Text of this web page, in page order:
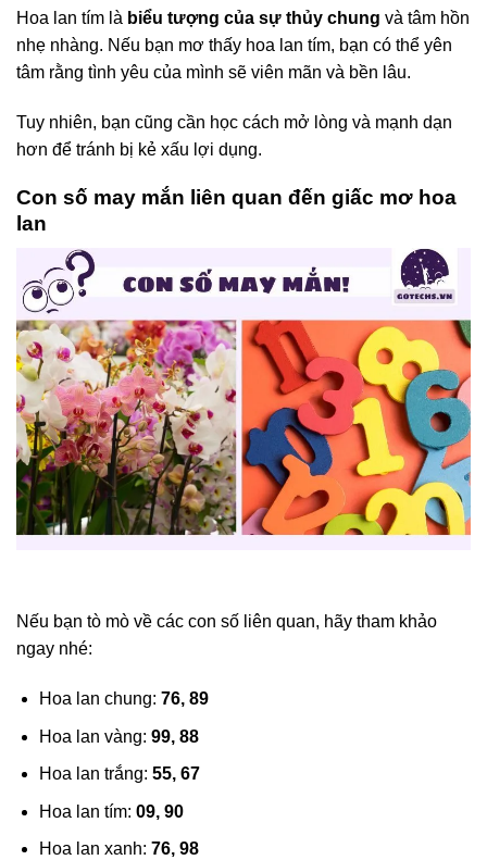
Hoa lan tím là biểu tượng của sự thủy chung và tâm hồn
nhẹ nhàng. Nếu bạn mơ thấy hoa lan tím, bạn có thể yên
tâm rằng tình yêu của mình sẽ viên mãn và bền lâu.
Tuy nhiên, bạn cũng cần học cách mở lòng và mạnh dạn
hơn để tránh bị kẻ xấu lợi dụng.
Con số may mắn liên quan đến giấc mơ hoa
lan
Nếu bạn tò mò về các con số liên quan, hãy tham khảo
ngay nhé:
Hoa lan chung: 76, 89
Hoa lan vàng: 99, 88
Hoa lan trắng: 55, 67
Hoa lan tím: 09, 90
Hoa lan xanh: 76, 98